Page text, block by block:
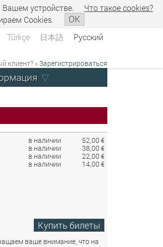
устройстве.
Что такое сookies?
Cookies.
OK
Türkçe 日本語 Русский
клиент? »Зарегистрироваться
в наличии
52,00 €
в наличии
38,00 €
в наличии
22,00 €
в наличии
14,00 €
Купить билеты
ваше внимание, что на